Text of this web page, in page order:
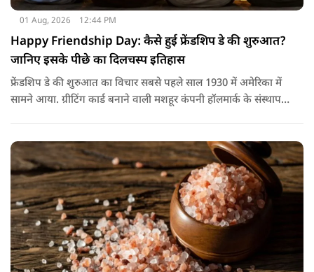
01 Aug, 2026 12:44 PM
Happy Friendship Day: कैसे हुई फ्रेंडशिप डे की शुरुआत?
जानिए इसके पीछे का दिलचस्प इतिहास
फ्रेंडशिप डे की शुरुआत का विचार सबसे पहले साल 1930 में अमेरिका में
सामने आया. ग्रीटिंग कार्ड बनाने वाली मशहूर कंपनी हॉलमार्क के संस्थापक